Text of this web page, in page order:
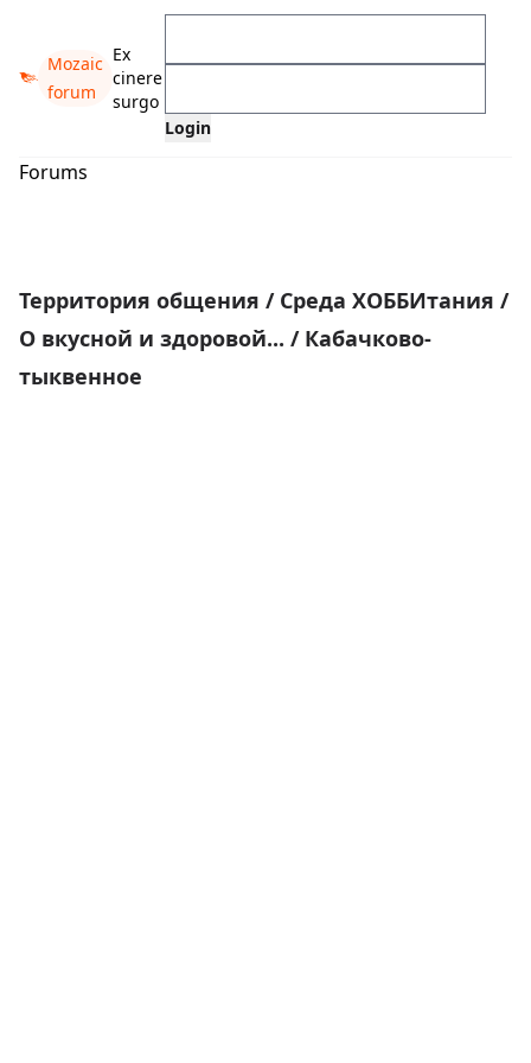
Mozaic
forum
Ex
cinere
surgo
Forums
Территория общения / Среда ХОББИтания /
О вкусной и здоровой... / Кабачково-
тыквенное